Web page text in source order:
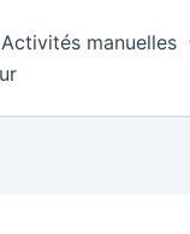
Activités manuelles